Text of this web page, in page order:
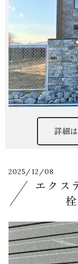
詳細
2025/12/08
エクス